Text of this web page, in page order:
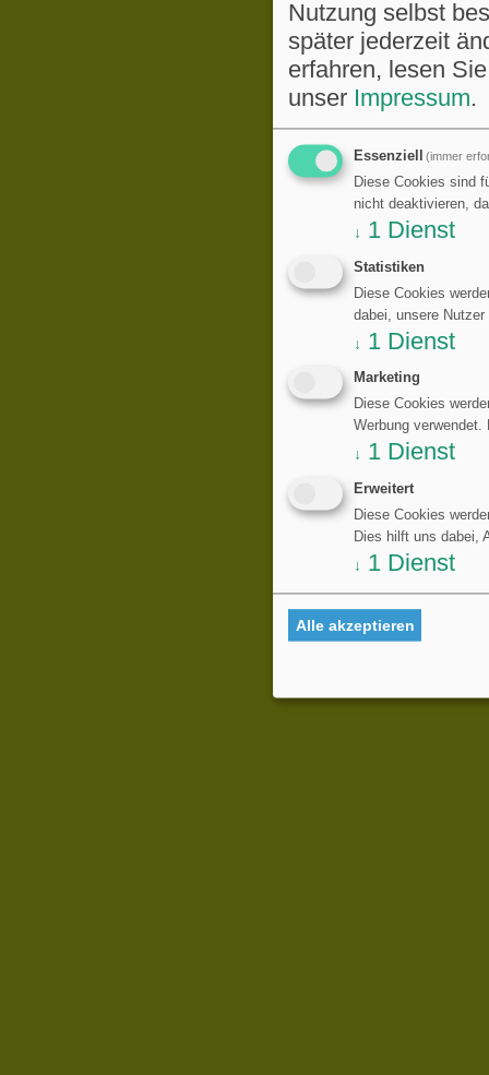
Nutzung selbst
später jederzeit
erfahren, lesen
unser Impressum.
Essenziell (immer
Diese Cookies sind
nicht deaktivieren,
↓ 1 Dienst
Statistiken
Diese Cookies
dabei, unsere
↓ 1 Dienst
Marketing
Diese Cookies
Werbung
↓ 1 Dienst
Erweitert
Diese Cookies
Dies hilft uns dabei,
↓ 1 Dienst
Alle akzeptieren